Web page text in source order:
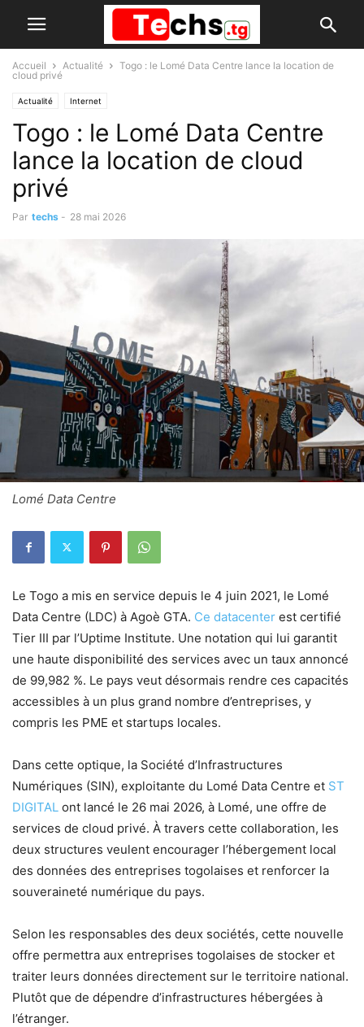
Accueil Actualité
Togo : le Lomé Data Centre lance la location de
cloud privé
Actualité Internet
Togo : le Lomé Data Centre
lance la location de cloud
privé
Par techs - 28 mai 2026
Lomé Data Centre
Le Togo a mis en service depuis le 4 juin 2021, le Lomé
Data Centre (LDC) à Agoè GTA. Ce datacenter est certifié
Tier III par l’Uptime Institute. Une notation qui lui garantit
une haute disponibilité des services avec un taux annoncé
de 99,982 %. Le pays veut désormais rendre ces capacités
accessibles à un plus grand nombre d’entreprises, y
compris les PME et startups locales.
Dans cette optique, la Société d’Infrastructures
Numériques (SIN), exploitante du Lomé Data Centre et ST
DIGITAL ont lancé le 26 mai 2026, à Lomé, une offre de
services de cloud privé. À travers cette collaboration, les
deux structures veulent encourager l’hébergement local
des données des entreprises togolaises et renforcer la
souveraineté numérique du pays.
Selon les responsables des deux sociétés, cette nouvelle
offre permettra aux entreprises togolaises de stocker et
traiter leurs données directement sur le territoire national.
Plutôt que de dépendre d’infrastructures hébergées à
l’étranger.